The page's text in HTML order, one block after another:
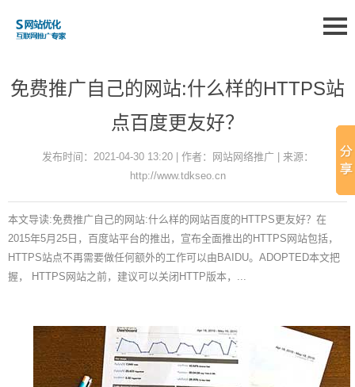
免费推广自己的网站:什么样的HTTPS站
点百度更友好？
发布时间：2021-04-30 13:20 | 作者：网站网络推广 | 来源：
http://www.tdkseo.cn
本文导读:免费推广自己的网站:什么样的网站百度的HTTPS更友好？在
2015年5月25日，百度站平台的推出，宣布全面推出的HTTPS网站包括，
HTTPS站点不再需要做任何额外的工作可以由BAIDU。ADOPTED本文把
握， HTTPS网站之前，建议可以关闭HTTP版本，...